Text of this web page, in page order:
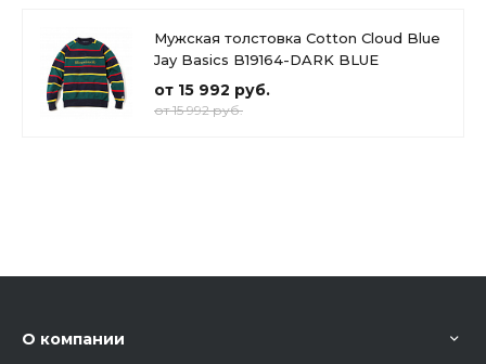
Мужская толстовка Cotton Cloud Blue
Jay Basics B19164-DARK BLUE
от 15 992 руб.
от 15 992 руб.
О компании